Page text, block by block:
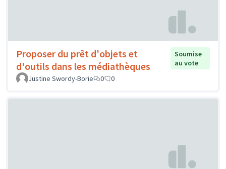
Proposer du prêt d'objets et
d'outils dans les médiathèques
Soumise
au vote
Justine Swordy-Borie
0 0